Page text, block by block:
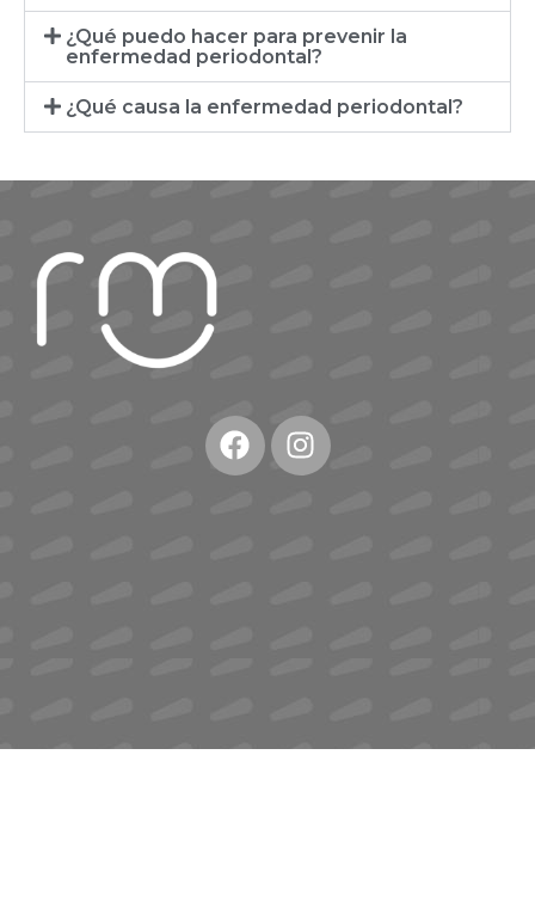
¿Qué puedo hacer para prevenir la
enfermedad periodontal?
¿Qué causa la enfermedad periodontal?